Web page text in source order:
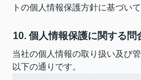
トの個人情報保護方針に基づい
10. 個人情報保護に関する問
当社の個人情報の取り扱い及び
以下の通りです。